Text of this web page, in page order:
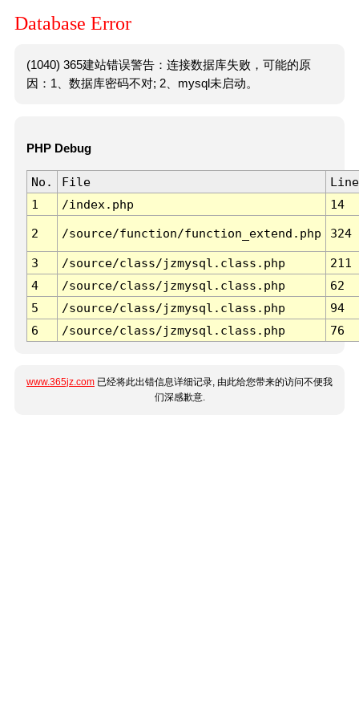
Database Error
(1040) 365建站错误警告：连接数据库失败，可能的原
因：1、数据库密码不对; 2、mysql未启动。
PHP Debug
No. File
Line
1
/index.php 14
2 /source/function/function_extend.php 324
3 /source/class/jzmysql.class.php
211
4
/source/class/jzmysql.class.php
62
5
/source/class/jzmysql.class.php
94
6
/source/class/jzmysql.class.php 76
www.365jz.com 已经将此出错信息详细记录, 由此给您带来的访问不便我
们深感歉意.